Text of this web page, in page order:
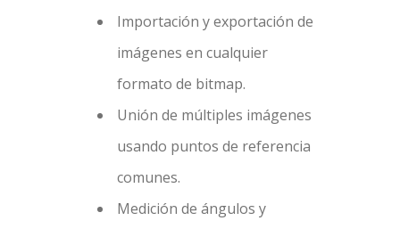
Importación y exportación de
imágenes en cualquier
formato de bitmap.
Unión de múltiples imágenes
usando puntos de referencia
comunes.
Medición de ángulos y